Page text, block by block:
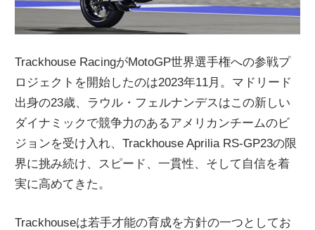
Trackhouse RacingがMotoGP世界選手権への参戦プ
ロジェクトを開始したのは2023年11月。マドリード
出身の23歳、ラウル・フェルナンデスはこの新しい
ダイナミックで競争力のあるアメリカンチームのビ
ジョンを受け入れ、Trackhouse Aprilia RS-GP23の限
界に挑み続け、スピード、一貫性、そして自信を着
実に高めてきた。
Trackhouseは若手才能の育成を方針の一つとしてお